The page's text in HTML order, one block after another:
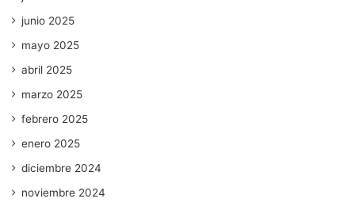
junio 2025
mayo 2025
abril 2025
marzo 2025
febrero 2025
enero 2025
diciembre 2024
noviembre 2024